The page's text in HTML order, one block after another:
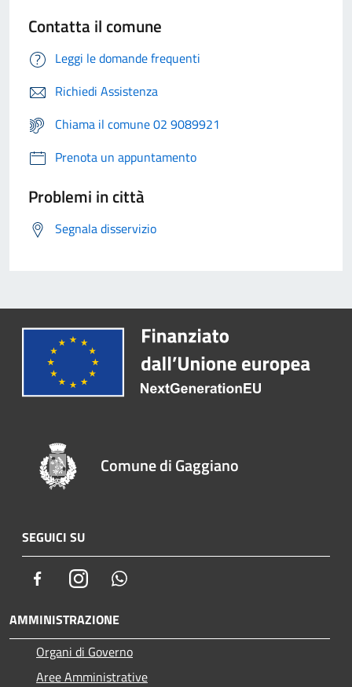
Contatta il comune
Leggi le domande frequenti
Richiedi Assistenza
Chiama il comune 02 9089921
Prenota un appuntamento
Problemi in città
Segnala disservizio
Comune di Gaggiano
SEGUICI SU
FacebookInstagram
AMMINISTRAZIONE
Organi di Governo
Aree Amministrative